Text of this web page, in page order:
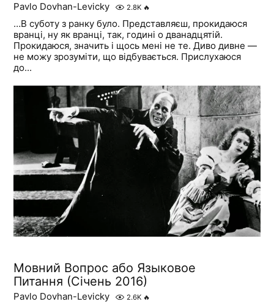
Pavlo Dovhan-Levicky 2.8K 🔥
…В суботу з ранку було. Представляєш, прокидаюся
вранці, ну як вранці, так, годині о дванадцятій.
Прокидаюся, значить і щось мені не те. Диво дивне —
не можу зрозуміти, що відбувається. Прислухаюся
до...
Мовний Вопрос або Языковое
Питання (Січень 2016)
Pavlo Dovhan-Levicky 2.6K 🔥